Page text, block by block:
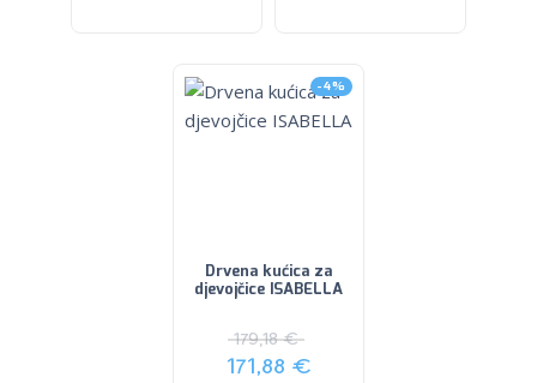
-4%
Drvena kućica za
djevojčice ISABELLA
179,18€
171,88 €